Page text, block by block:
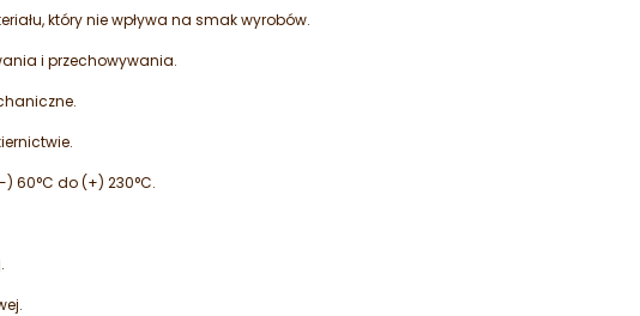
który nie wpływa na smak wyrobów.
i przechowywania.
60°C do (+) 230°C.